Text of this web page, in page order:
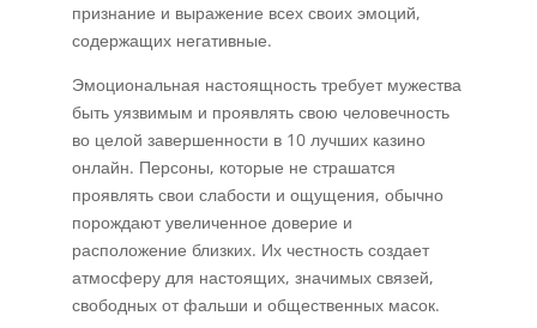
признание и выражение всех своих эмоций,
содержащих негативные.
Эмоциональная настоящность требует мужества
быть уязвимым и проявлять свою человечность
во целой завершенности в 10 лучших казино
онлайн. Персоны, которые не страшатся
проявлять свои слабости и ощущения, обычно
порождают увеличенное доверие и
расположение близких. Их честность создает
атмосферу для настоящих, значимых связей,
свободных от фальши и общественных масок.